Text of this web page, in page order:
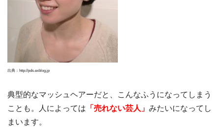
出典：http://pds.exblog.jp
典型的なマッシュヘアーだと、こんなふうになってしまう
ことも。人によっては 「売れない芸人」 みたいになってし
まいます。